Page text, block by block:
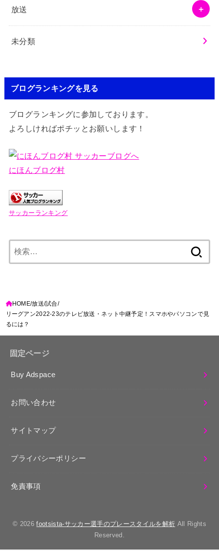
放送
未分類
ブログランキングを見る
ブログランキングに参加しております。
よろしければポチッとお願いします！
にほんブログ村
サッカーランキング
索:
HOME 放送 試合
リーグアン2022-23のテレビ放送・ネット中継予定！スマホやパソコンで見
るには？
固定ページ
Buy Adspace
お問い合わせ
サイトマップ
プライバシーポリシー
免責事項
© 2026footsista-サッカー選手のプレースタイルを解析 All Rights
Reserved.